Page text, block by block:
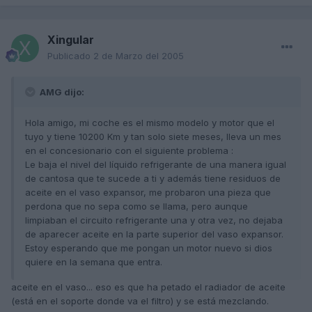
Xingular
Publicado 2 de Marzo del 2005
AMG dijo:
Hola amigo, mi coche es el mismo modelo y motor que el
tuyo y tiene 10200 Km y tan solo siete meses, lleva un mes
en el concesionario con el siguiente problema :
Le baja el nivel del líquido refrigerante de una manera igual
de cantosa que te sucede a ti y además tiene residuos de
aceite en el vaso expansor, me probaron una pieza que
perdona que no sepa como se llama, pero aunque
limpiaban el circuito refrigerante una y otra vez, no dejaba
de aparecer aceite en la parte superior del vaso expansor.
Estoy esperando que me pongan un motor nuevo si dios
quiere en la semana que entra.
aceite en el vaso... eso es que ha petado el radiador de aceite
(está en el soporte donde va el filtro) y se está mezclando.